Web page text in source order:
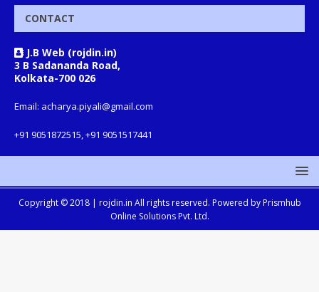
CONTACT
J.B Web (rojdin.in)
3 B Sadananda Road,
Kolkata-700 026
Email: acharya.piyali@gmail.com
+91 9051872515, +91 9051517441
Copyright © 2018 | rojdin.in All rights reserved. Powered by Prismhub
Online Solutions Pvt. Ltd.